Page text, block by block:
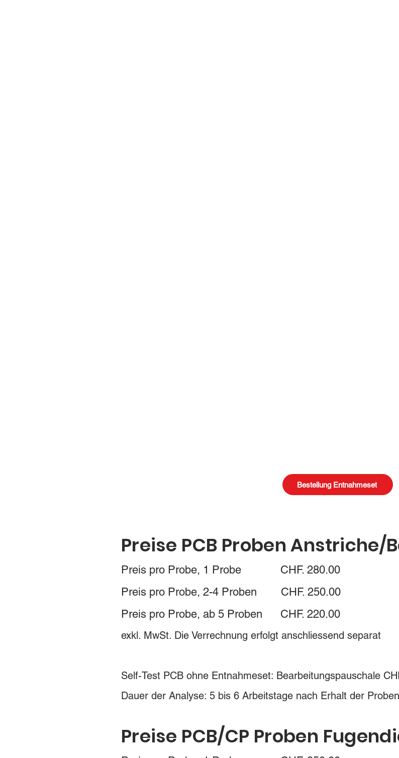
Bestellung Entnahmeset
Preise PCB Proben
Preis pro Probe, 1 Probe CHF. 280.00
Preis pro Probe, 2-4 Proben CHF. 250.00
Preis pro Probe, ab 5 Proben CHF. 220.00
exkl. MwSt. Die Verrechnung erfolgt anschliessend separat
Self-Test PCB ohne Entnahmeset: Bearbeitungspauschale
Dauer der Analyse: 5 bis 6 Arbeitstage nach Erhalt der Proben
Preise PCB/CP Proben